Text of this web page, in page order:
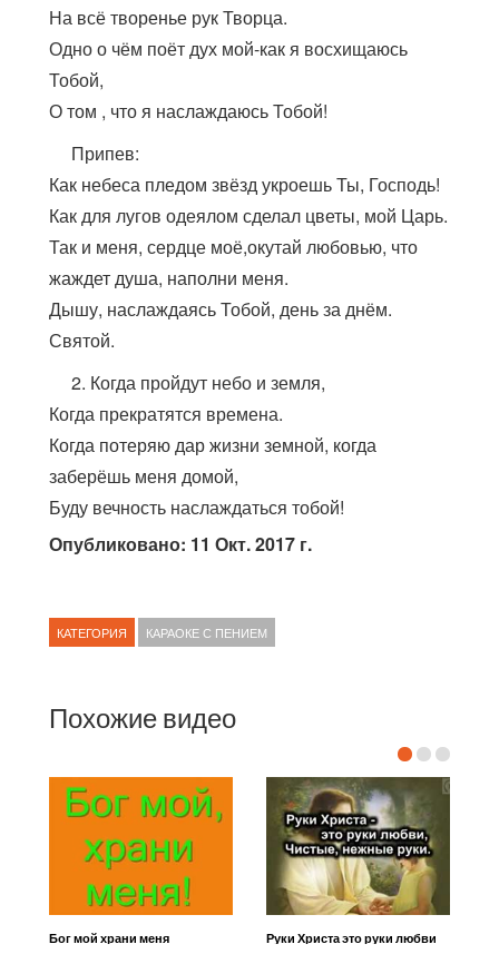
На всё творенье рук Творца.
Одно о чём поёт дух мой-как я восхищаюсь
Тобой,
О том , что я наслаждаюсь Тобой!
Припев:
Как небеса пледом звёзд укроешь Ты, Господь!
Как для лугов одеялом сделал цветы, мой Царь.
Так и меня, сердце моё,окутай любовью, что
жаждет душа, наполни меня.
Дышу, наслаждаясь Тобой, день за днём.
Святой.
2. Когда пройдут небо и земля,
Когда прекратятся времена.
Когда потеряю дар жизни земной, когда
заберёшь меня домой,
Буду вечность наслаждаться тобой!
Опубликовано: 11 Окт. 2017 г.
КАТЕГОРИЯ КАРАОКЕ С ПЕНИЕМ
Похожие видео
Бог мой храни меня Руки Христа это руки любви